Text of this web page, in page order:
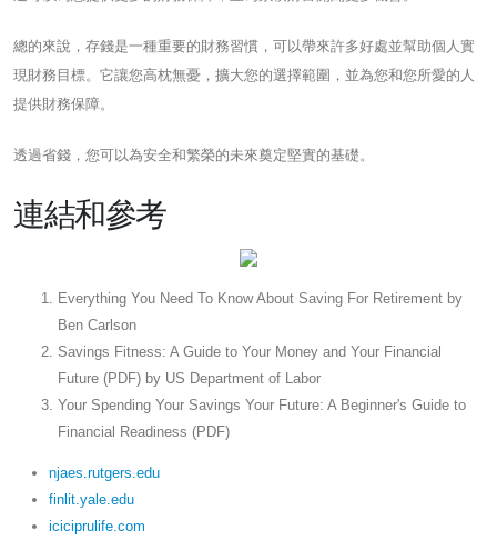
總的來說，存錢是一種重要的財務習慣，可以帶來許多好處並幫助個人實
現財務目標。它讓您高枕無憂，擴大您的選擇範圍，並為您和您所愛的人
提供財務保障。
透過省錢，您可以為安全和繁榮的未來奠定堅實的基礎。
連結和參考
Everything You Need To Know About Saving For Retirement by
Ben Carlson
Savings Fitness: A Guide to Your Money and Your Financial
Future (PDF) by US Department of Labor
Your Spending Your Savings Your Future: A Beginner's Guide to
Financial Readiness (PDF)
njaes.rutgers.edu
finlit.yale.edu
iciciprulife.com